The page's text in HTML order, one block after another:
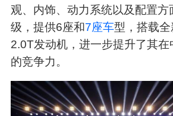
观、内饰、动力系统以及配置方
级，提供6座和7座车型，搭载
2.0T发动机，进一步提升了其
的竞争力。